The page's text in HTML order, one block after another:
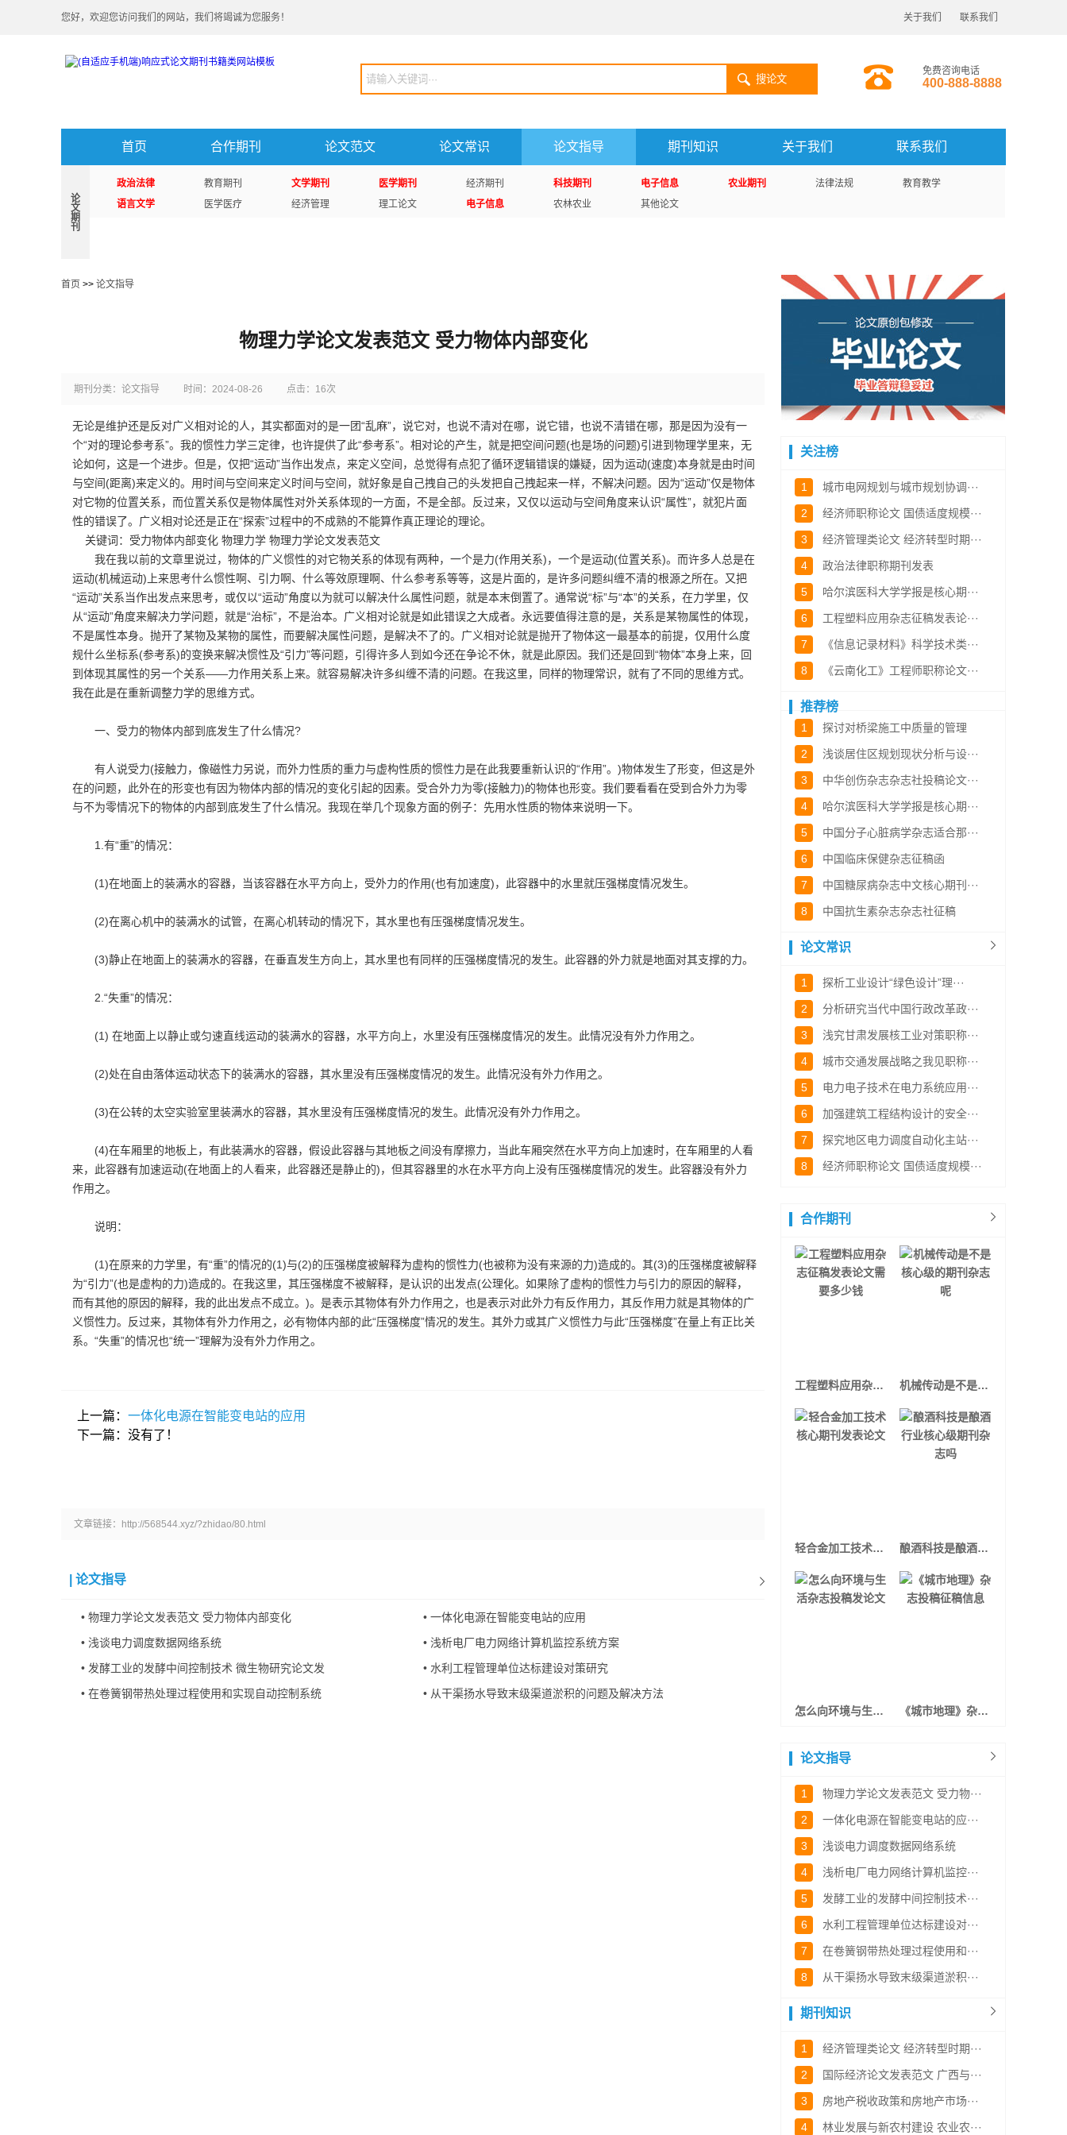
您好，欢迎您访问我们的网站，我们将竭诚为您服务！ 关于我们 联系我们
搜论文
免费咨询电话
400-888-8888
首页 合作期刊 论文范文 论文常识 论文指导 期刊知识 关于我们 联系我们
论
文
期
刊
政治法律 教育期刊 文学期刊 医学期刊 经济期刊 科技期刊 电子信息 农业期刊 法律法规
教育教学
语言文学
医学医疗 经济管理 理工论文 电子信息 农林农业 其他论文
首页 >> 论文指导
物理力学论文发表范文 受力物体内部变化
期刊分类：论文指导 时间：2024-08-26 点击：16次
无论是维护还是反对广义相对论的人，其实都面对的是一团“乱麻”，说它对，也说不清对在哪，说它错，也说不清错在哪，那是因为没有一
个“对的理论参考系”。我的惯性力学三定律，也许提供了此“参考系”。相对论的产生，就是把空间问题(也是场的问题)引进到物理学里来，无
论如何，这是一个进步。但是，仅把“运动”当作出发点，来定义空间，总觉得有点犯了循环逻辑错误的嫌疑，因为运动(速度)本身就是由时间
与空间(距离)来定义的。用时间与空间来定义时间与空间，就好象是自己拽自己的头发把自己拽起来一样，不解决问题。因为“运动”仅是物体
对它物的位置关系，而位置关系仅是物体属性对外关系体现的一方面，不是全部。反过来，又仅以运动与空间角度来认识“属性”，就犯片面
性的错误了。广义相对论还是正在“探索”过程中的不成熟的不能算作真正理论的理论。
关键词：受力物体内部变化 物理力学 物理力学论文发表范文
我在我以前的文章里说过，物体的广义惯性的对它物关系的体现有两种，一个是力(作用关系)，一个是运动(位置关系)。而许多人总是在
运动(机械运动)上来思考什么惯性啊、引力啊、什么等效原理啊、什么参考系等等，这是片面的，是许多问题纠缠不清的根源之所在。又把
“运动”关系当作出发点来思考，或仅以“运动”角度以为就可以解决什么属性问题，就是本末倒置了。通常说“标”与“本”的关系，在力学里，仅
从“运动”角度来解决力学问题，就是“治标”，不是治本。广义相对论就是如此错误之大成者。永远要值得注意的是，关系是某物属性的体现，
不是属性本身。抛开了某物及某物的属性，而要解决属性问题，是解决不了的。广义相对论就是抛开了物体这一最基本的前提，仅用什么度
规什么坐标系(参考系)的变换来解决惯性及“引力”等问题，引得许多人到如今还在争论不休，就是此原因。我们还是回到“物体”本身上来，回
到体现其属性的另一个关系――力作用关系上来。就容易解决许多纠缠不清的问题。在我这里，同样的物理常识，就有了不同的思维方式。
我在此是在重新调整力学的思维方式。
一、受力的物体内部到底发生了什么情况?
有人说受力(接触力，像磁性力另说，而外力性质的重力与虚构性质的惯性力是在此我要重新认识的“作用”。)物体发生了形变，但这是外
在的问题，此外在的形变也有因为物体内部的情况的变化引起的因素。受合外力为零(接触力)的物体也形变。我们要看看在受到合外力为零
与不为零情况下的物体的内部到底发生了什么情况。我现在举几个现象方面的例子：先用水性质的物体来说明一下。
1.有“重”的情况：
(1)在地面上的装满水的容器，当该容器在水平方向上，受外力的作用(也有加速度)，此容器中的水里就压强梯度情况发生。
(2)在离心机中的装满水的试管，在离心机转动的情况下，其水里也有压强梯度情况发生。
(3)静止在地面上的装满水的容器，在垂直发生方向上，其水里也有同样的压强梯度情况的发生。此容器的外力就是地面对其支撑的力。
2.“失重”的情况：
(1) 在地面上以静止或匀速直线运动的装满水的容器，水平方向上，水里没有压强梯度情况的发生。此情况没有外力作用之。
(2)处在自由落体运动状态下的装满水的容器，其水里没有压强梯度情况的发生。此情况没有外力作用之。
(3)在公转的太空实验室里装满水的容器，其水里没有压强梯度情况的发生。此情况没有外力作用之。
(4)在车厢里的地板上，有此装满水的容器，假设此容器与其地板之间没有摩擦力，当此车厢突然在水平方向上加速时，在车厢里的人看
来，此容器有加速运动(在地面上的人看来，此容器还是静止的)，但其容器里的水在水平方向上没有压强梯度情况的发生。此容器没有外力
作用之。
说明：
(1)在原来的力学里，有“重”的情况的(1)与(2)的压强梯度被解释为虚构的惯性力(也被称为没有来源的力)造成的。其(3)的压强梯度被解释
为“引力”(也是虚构的力)造成的。在我这里，其压强梯度不被解释，是认识的出发点(公理化。如果除了虚构的惯性力与引力的原因的解释，
而有其他的原因的解释，我的此出发点不成立。)。是表示其物体有外力作用之，也是表示对此外力有反作用力，其反作用力就是其物体的广
义惯性力。反过来，其物体有外力作用之，必有物体内部的此“压强梯度”情况的发生。其外力或其广义惯性力与此“压强梯度”在量上有正比关
系。“失重”的情况也“统一”理解为没有外力作用之。
上一篇： 一体化电源在智能变电站的应用
下一篇：没有了！
文章链接：http://568544.xyz/?zhidao/80.html
论文指导
• 物理力学论文发表范文 受力物体内部变化 • 一体化电源在智能变电站的应用
• 浅谈电力调度数据网络系统 • 浅析电厂电力网络计算机监控系统方案
• 发酵工业的发酵中间控制技术 微生物研究论文发 • 水利工程管理单位达标建设对策研究
• 在卷簧钢带热处理过程使用和实现自动控制系统 • 从干渠扬水导致末级渠道淤积的问题及解决方法
关注榜
1 城市电网规划与城市规划协调···
2 经济师职称论文 国债适度规模···
3 经济管理类论文 经济转型时期···
4 政治法律职称期刊发表
5 哈尔滨医科大学学报是核心期···
6 工程塑料应用杂志征稿发表论···
7 《信息记录材料》科学技术类···
8 《云南化工》工程师职称论文···
推荐榜
1 探讨对桥梁施工中质量的管理
2 浅谈居住区规划现状分析与设···
3 中华创伤杂志杂志社投稿论文···
4 哈尔滨医科大学学报是核心期···
5 中国分子心脏病学杂志适合那···
6 中国临床保健杂志征稿函
7 中国糖尿病杂志中文核心期刊···
8 中国抗生素杂志杂志社征稿
论文常识
1 探析工业设计“绿色设计”理···
2 分析研究当代中国行政改革政···
3 浅究甘肃发展核工业对策职称···
4 城市交通发展战略之我见职称···
5 电力电子技术在电力系统应用···
6 加强建筑工程结构设计的安全···
7 探究地区电力调度自动化主站···
8 经济师职称论文 国债适度规模···
合作期刊
工程塑料应用杂志征稿发表论文需要多少钱 机械传动是不是核心级的期刊杂志呢
轻合金加工技术核心期刊发表论文 酿酒科技是酿酒行业核心级期刊杂志吗
怎么向环境与生活杂志投稿发论文 《城市地理》杂志投稿征稿信息
论文指导
1 物理力学论文发表范文 受力物···
2 一体化电源在智能变电站的应···
3 浅谈电力调度数据网络系统
4 浅析电厂电力网络计算机监控···
5 发酵工业的发酵中间控制技术···
6 水利工程管理单位达标建设对···
7 在卷簧钢带热处理过程使用和···
8 从干渠扬水导致末级渠道淤积···
期刊知识
1 经济管理类论文 经济转型时期···
2 国际经济论文发表范文 广西与···
3 房地产税收政策和房地产市场···
4 林业发展与新农村建设 农业农···